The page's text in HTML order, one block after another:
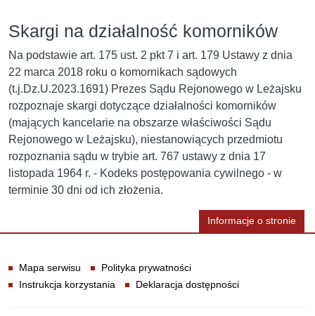
Skargi na działalność komorników
Na podstawie art. 175 ust. 2 pkt 7 i art. 179 Ustawy z dnia
22 marca 2018 roku o komornikach sądowych
(t.j.Dz.U.2023.1691) Prezes Sądu Rejonowego w Leżajsku
rozpoznaje skargi dotyczące działalności komorników
(mających kancelarie na obszarze właściwości Sądu
Rejonowego w Leżajsku), niestanowiących przedmiotu
rozpoznania sądu w trybie art. 767 ustawy z dnia 17
listopada 1964 r. - Kodeks postępowania cywilnego - w
terminie 30 dni od ich złożenia.
Informacje o stronie
Mapa serwisu
Polityka prywatności
Instrukcja korzystania
Deklaracja dostępności